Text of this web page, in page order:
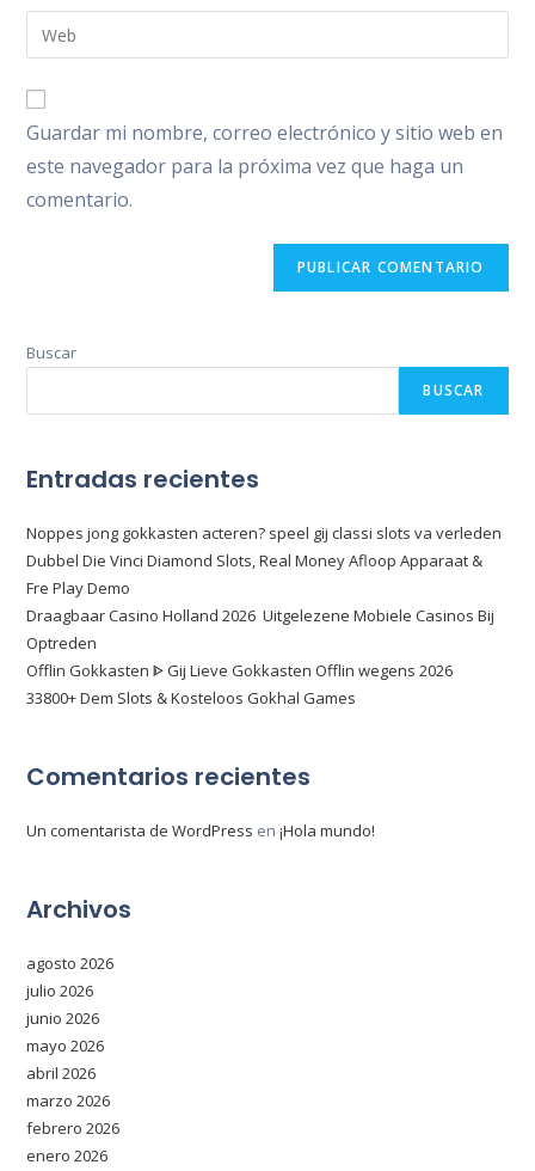
de
usuario
para
comentar
dirección
de
electrónico
para
comentar
Introduce
la
URL
de
tu
web
(opcional)
Guardar mi nombre, correo electrónico y sitio web en
este navegador para la próxima vez que haga un
comentario.
Buscar
BUSCAR
Entradas recientes
Noppes jong gokkasten acteren? speel gij classi slots va verleden
Dubbel Die Vinci Diamond Slots, Real Money Afloop Apparaat &
Fre Play Demo
Draagbaar Casino Holland 2026 ️ Uitgelezene Mobiele Casinos Bij
Optreden
Offlin Gokkasten ᐈ Gij Lieve Gokkasten Offlin wegens 2026
33800+ Dem Slots & Kosteloos Gokhal Games
Comentarios recientes
Un comentarista de WordPress en¡Hola mundo!
Archivos
agosto 2026
julio 2026
junio 2026
mayo 2026
abril 2026
marzo 2026
febrero 2026
enero 2026